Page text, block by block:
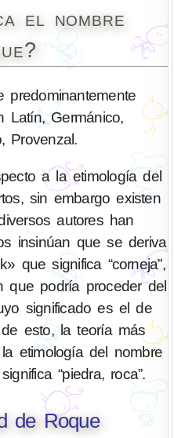
el nombre
Latín, Germánico,
Provenzal.
a la etimología del
sin embargo existen
autores han
insinúan que se deriva
que significa “corneja”,
que podría proceder del
significado es el de
de esto, la teoría más
etimología del nombre
“piedra, roca”.
de Roque